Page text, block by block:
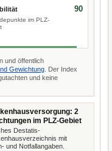
im PLZ-
90
und öffentlich
Gewichtung . Der Index
und keine
2
im PLZ-Gebiet
Destatis-
mit
und Notfallangaben.